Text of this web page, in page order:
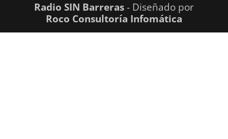
Radio SIN Barreras- Diseñado por
Roco Consultoría Infomática